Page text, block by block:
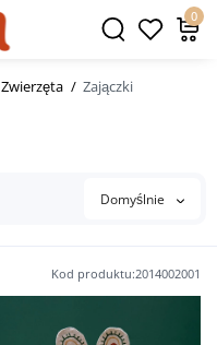
0
Zwierzęta Zajączki
Domyślnie
Kod produktu:2014002001